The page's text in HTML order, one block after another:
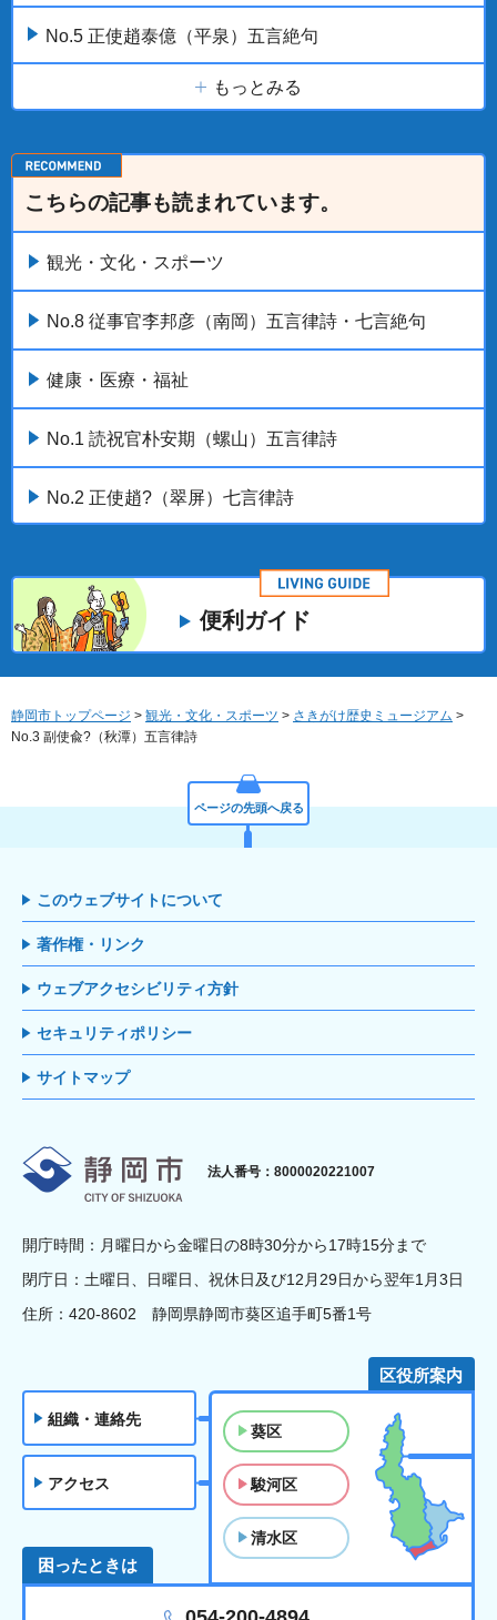
No.5 正使趙泰億（平泉）五言絶句
もっとみる
こちらの記事も読まれています。
観光・文化・スポーツ
No.8 従事官李邦彦（南岡）五言律詩・七言絶句
健康・医療・福祉
No.1 読祝官朴安期（螺山）五言律詩
No.2 正使趙?（翠屏）七言律詩
便利ガイド
静岡市トップページ > 観光・文化・スポーツ > さきがけ歴史ミュージアム >
No.3 副使兪?（秋潭）五言律詩
ページの先頭へ戻る
このウェブサイトについて
著作権・リンク
ウェブアクセシビリティ方針
セキュリティポリシー
サイトマップ
静岡市
法人番号：8000020221007
開庁時間：月曜日から金曜日の8時30分から17時15分まで
閉庁日：土曜日、日曜日、祝休日及び12月29日から翌年1月3日
住所：420-8602 静岡県静岡市葵区追手町5番1号
組織・連絡先
アクセス
区役所案内
葵区
駿河区
清水区
困ったときは